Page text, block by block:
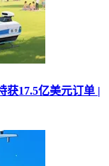
获17.5亿美元订单 |